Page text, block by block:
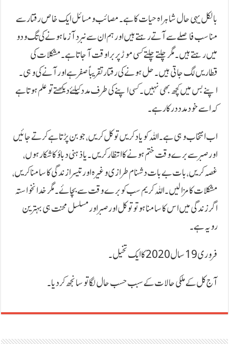
بالکل یہی حال شاہراہ حیات کا ہے۔ مصائب و مسائل ایک خاص رفتار سے
مناسب فاصلے سے آتے رہتے ہیں اور ہم ان سے نبرد آزما ہونے کی تگ و دو
میں رہتے ہیں۔ مگر چلتے چلتے کسی موڑ پر برا وقت آ جاتا ہے۔ مشکلات کی
قطاریں لگ جاتی ہیں۔ حل ہونے کی رفتار تقریباً صفر ہے اور آنے کی وہی۔
اپنے بس میں کچھ بھی نہیں۔ کسی اپنے کی طرف مدد کیلئے دیکھتے تو علم ہوتا ہے
کہ اسے خود مدد درکار ہے۔
اب انتخاب وہی ہے۔ اللہ کو یاد کریں توکل کریں، جو بن پڑتا ہے کرتے جائیں
اور صبر سے برے وقت ختم ہونے کا انتظار کریں۔ یا ذہنی دباؤ کا شکار ہوں،
غصہ کریں، بات بے بات دشنام طرازی وغیرہ اور تیسرا زندگی کا سامنا کریں،
مشکلات کا مزا لیں۔ اللہ کریم سب کو برے وقت سے بچائے۔ مگر خدانخواستہ
اگر زندگی میں اس کا سامنا ہو تو توکل اور صبر اور مسلسل محنت ہی بہترین
رویہ ہے۔
فروری 19 سال 2020 کا ایک تخیل۔
آج کل کے ملکی حالات کے سبب حسب حال لگا تو سانجھ کر دیا۔